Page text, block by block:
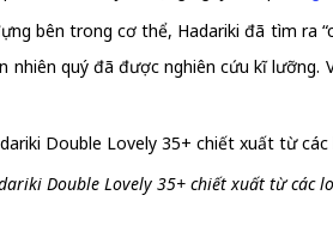
bên trong cơ thể, Hadariki đã tìm ra
quý đã được nghiên cứu kĩ
Double Lovely 35+ chiết xuất từ các